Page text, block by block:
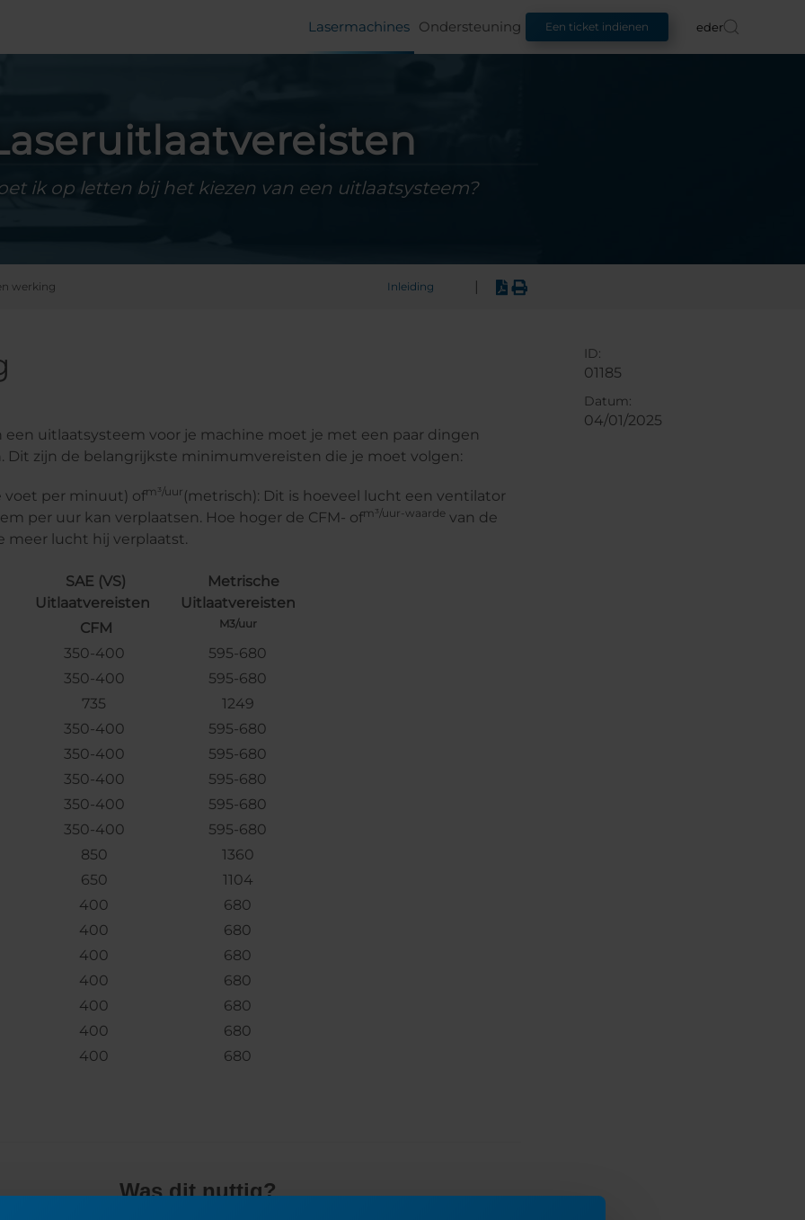
Lasermachines Ondersteuning Een ticket indienen Nederlands
ik op letten bij het kiezen van een uitlaatsysteem?
werking Inleiding
een uitlaatsysteem voor je machine moet je met een paar dingen
Dit zijn de belangrijkste minimumvereisten die je moet volgen:
voet per minuut) ofm³/uur (metrisch): Dit is hoeveel lucht een ventilator
per uur kan verplaatsen. Hoe hoger de CFM- ofm³/uur-waardevan de
meer lucht hij verplaatst.
SAE (VS)
Uitlaatvereisten
Metrische
Uitlaatvereisten
CFM M3/uur
350-400
595-680
350-400
595-680
735
1249
350-400
595-680
350-400
595-680
350-400
595-680
350-400
595-680
350-400
595-680
850
1360
650
1104
400
680
400
680
400
680
400
680
400
680
400
680
400 680
Was dit nuttig?
ID:
01185
Datum:
04/01/2025